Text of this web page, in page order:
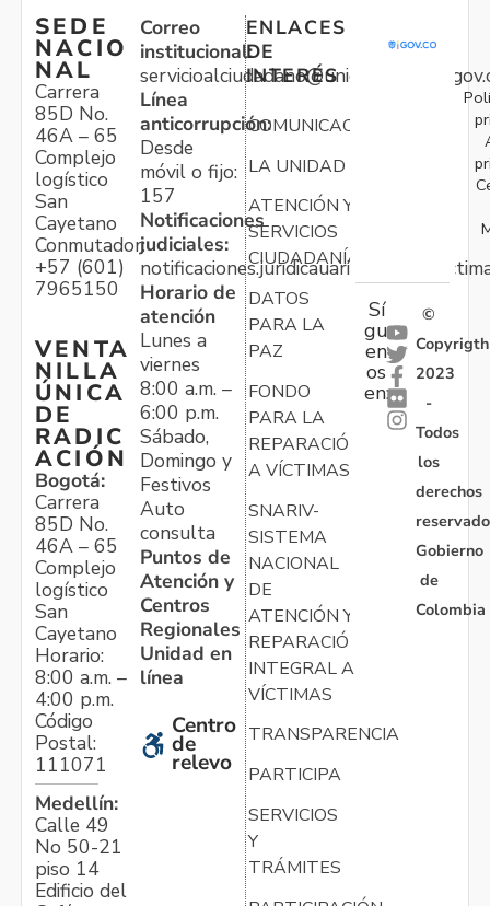
SEDE
NACIO
NAL
Carrera
85D No.
46A – 65
Complejo
logístico
San
Cayetano
Conmutador:
+57 (601)
7965150
VENTA
NILLA
ÚNICA
DE
RADIC
ACIÓN
Bogotá:
Carrera
85D No.
46A – 65
Complejo
logístico
San
Cayetano
Horario:
8:00 a.m. –
4:00 p.m.
Código
Postal:
111071
Medellín:
Calle 49
No 50-21
piso 14
Edificio del
Correo
institucional:
Línea
anticorrupción:
Desde
móvil o fijo:
157
Notificaciones
judiciales:
Horario de
atención
Lunes a
viernes
8:00 a.m. –
6:00 p.m.
Sábado,
Domingo y
Festivos
Auto
consulta
Puntos de
Atención y
Centros
Regionales
Unidad en
línea
Centro
de
relevo
ENLACES
DE
INTERÉS
COMUNICACIONES
LA UNIDAD
ATENCIÓN Y
SERVICIOS
CIUDADANÍA
DATOS
PARA LA
PAZ
FONDO
PARA LA
REPARACIÓN
A VÍCTIMAS
SNARIV-
SISTEMA
NACIONAL
DE
ATENCIÓN Y
REPARACIÓN
INTEGRAL A
VÍCTIMAS
TRANSPARENCIA
PARTICIPA
SERVICIOS
Y
TRÁMITES
Sí
gu
en
os
en:
©
Copyrigth
2023
-
Todos
los
derechos
Gobierno
de
Colombia